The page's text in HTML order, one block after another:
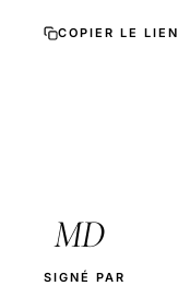
COPIER LE LIEN
MD
SIGNÉ PAR